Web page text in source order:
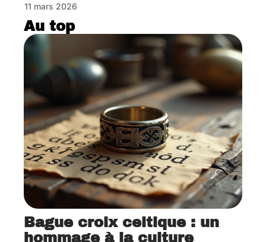
11 mars 2026
Au top
Bague croix celtique : un
hommage à la culture